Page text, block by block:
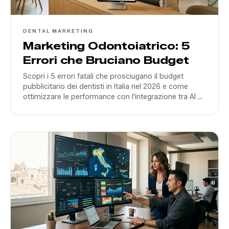
DENTAL MARKETING
Marketing Odontoiatrico: 5
Errori che Bruciano Budget
Scopri i 5 errori fatali che prosciugano il budget
pubblicitario dei dentisti in Italia nel 2026 e come
ottimizzare le performance con l'integrazione tra AI e